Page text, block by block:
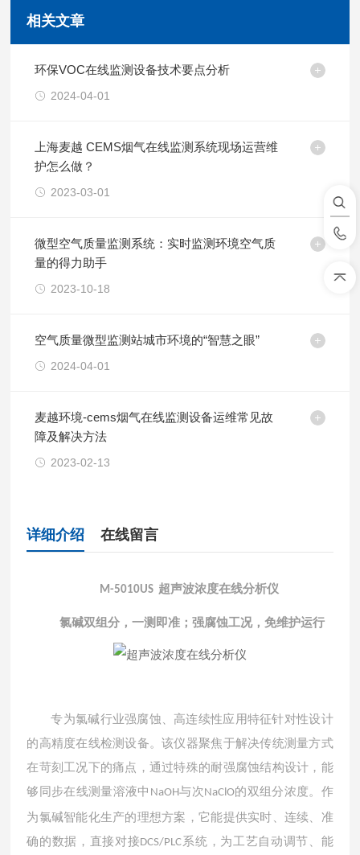
相关文章
环保VOC在线监测设备技术要点分析
2024-04-01
上海麦越 CEMS烟气在线监测系统现场运营维
护怎么做？
2023-03-01
微型空气质量监测系统：实时监测环境空气质
量的得力助手
2023-10-18
空气质量微型监测站城市环境的“智慧之眼”
2024-04-01
麦越环境-cems烟气在线监测设备运维常见故
障及解决方法
2023-02-13
详细介绍 在线留言
M-5010US超声波浓度在线分析仪
氯碱双组分，一测即准；强腐蚀工况，免维护运行
专为氯碱行业强腐蚀、高连续性应用特征针对性设计
的高精度在线检测设备。该仪器聚焦于解决传统测量方式
在苛刻工况下的痛点，通过特殊的耐强腐蚀结构设计，能
够同步在线测量溶液中 NaOH与次NaClO的双组分浓度。作
为氯碱智能化生产的理想方案，它能提供实时、连续、准
确的数据，直接对接DCS/PLC 系统，为工艺自动调节、能